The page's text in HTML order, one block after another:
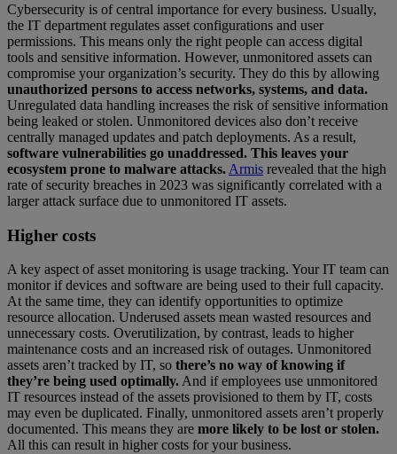
Cybersecurity is of central importance for every business. Usually,
the IT department regulates asset configurations and user
permissions. This means only the right people can access digital
tools and sensitive information. However, unmonitored assets can
compromise your organization’s security. They do this by allowing
unauthorized persons to access networks, systems, and data.
Unregulated data handling increases the risk of sensitive information
being leaked or stolen. Unmonitored devices also don’t receive
centrally managed updates and patch deployments. As a result,
software vulnerabilities go unaddressed. This leaves your
ecosystem prone to malware attacks. Armis revealed that the high
rate of security breaches in 2023 was significantly correlated with a
larger attack surface due to unmonitored IT assets.
Higher costs
A key aspect of asset monitoring is usage tracking. Your IT team can
monitor if devices and software are being used to their full capacity.
At the same time, they can identify opportunities to optimize
resource allocation. Underused assets mean wasted resources and
unnecessary costs. Overutilization, by contrast, leads to higher
maintenance costs and an increased risk of outages. Unmonitored
assets aren’t tracked by IT, so there’s no way of knowing if
they’re being used optimally.And if employees use unmonitored
IT resources instead of the assets provisioned to them by IT, costs
may even be duplicated. Finally, unmonitored assets aren’t properly
documented. This means they are more likely to be lost or stolen.
All this can result in higher costs for your business.